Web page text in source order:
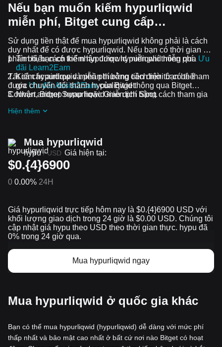
Nếu bạn muốn kiếm hypurliqwid
miễn phí, Bitget cung cấp…
Sử dụng tiền thật để mua hypurliqwid không phải là cách
duy nhất để có được hypurliqwid. Nếu bạn có thời gian để
phân bổ, bạn có thể nhận được hypurliqwid miễn phí.
Tìm hiểu cách kiếm hypurliqwid miễn phí thông qua Ưu
đãi Learn2Earn
Kiếm hypurliqwid miễn phí bằng cách mời bạn bè tham
gia Ưu đãi Assist2Earncủa Bitget
Nhận airdrop hypurliqwid miễn phí bằng cách tham gia
Tất cả các airdrop và phần thưởng tiền điện tử có thể
được chuyển đổi thành hypurliqwid thông qua Bitget
Convert, Bitget Swap hoặc Giao dịch Spot.
Hiện thêm
Mua hypurliqwid
hypu /USD Giá hiện tại:
$0.{4}6900
0 0.00% 24H
Giá hypurliqwid trực tiếp hôm nay là $0.{​4}6900 USD với
khối lượng giao dịch trong 24 giờ là $0.00 USD. Chúng tôi
cập nhật giá hypu theo USD theo thời gian thực. hypu đã
0% trong 24 giờ qua.
Mua hypurliqwid ngay
Mua hypurliqwid ở quốc gia khác
Bạn có thể mua hypurliqwid (hypurliqwid) dễ dàng với mức phí
thấp nhất và bảo mật cao nhất ở bất cứ nơi nào Bitget có hoạt